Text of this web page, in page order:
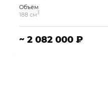
Объём
188 см3
~ 2 082 000 ₽